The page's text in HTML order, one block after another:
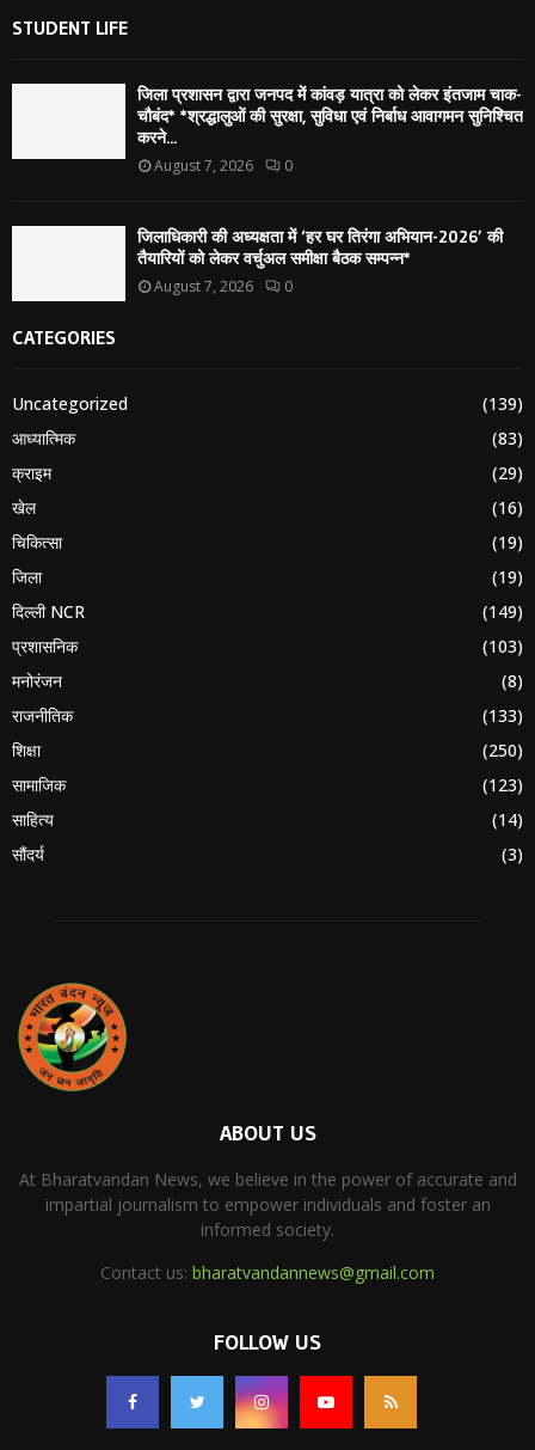
STUDENT LIFE
जिला प्रशासन द्वारा जनपद में कांवड़ यात्रा को लेकर इंतजाम चाक-
चौबंद* *श्रद्धालुओं की सुरक्षा, सुविधा एवं निर्बाध आवागमन सुनिश्चित
करने...
August 7, 2026 0
जिलाधिकारी की अध्यक्षता में ‘हर घर तिरंगा अभियान-2026’ की
तैयारियों को लेकर वर्चुअल समीक्षा बैठक सम्पन्न*
August 7, 2026 0
CATEGORIES
Uncategorized
(139)
आध्यात्मिक
(83)
क्राइम
(29)
खेल
(16)
चिकित्सा
(19)
जिला
(19)
दिल्ली NCR
(149)
प्रशासनिक
(103)
मनोरंजन
(8)
राजनीतिक
(133)
शिक्षा
(250)
सामाजिक
(123)
साहित्य
(14)
सौंदर्य
(3)
ABOUT US
At Bharatvandan News, we believe in the power of accurate and
impartial journalism to empower individuals and foster an
informed society.
Contact us: bharatvandannews@gmail.com
FOLLOW US